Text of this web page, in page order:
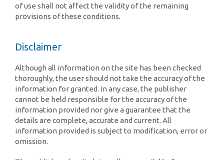
of use shall not affect the validity of the remaining
provisions of these conditions.
Disclaimer
Although all information on the site has been checked
thoroughly, the user should not take the accuracy of the
information for granted. In any case, the publisher
cannot be held responsible for the accuracy of the
information provided nor give a guarantee that the
details are complete, accurate and current. All
information provided is subject to modification, error or
omission.